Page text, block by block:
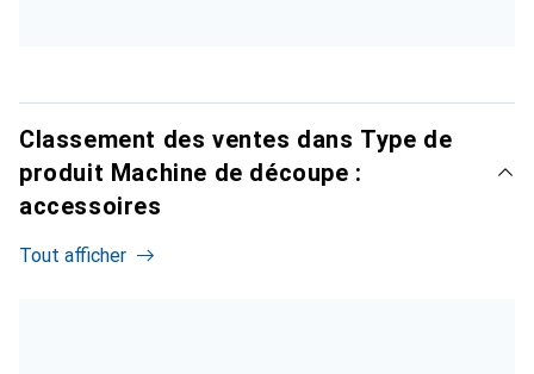
Classement des ventes dans Type de
produit Machine de découpe :
accessoires
Tout afficher